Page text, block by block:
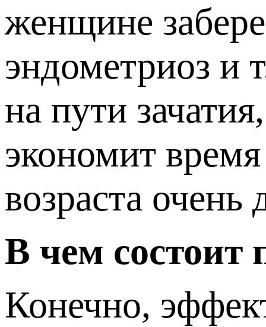
женщине
эндометриоз и
на пути
экономит
возраста очень
В чем
Конечно,